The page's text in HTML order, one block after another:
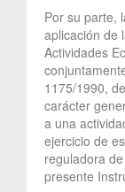
Por su parte,
aplicación de
Actividades
1175/1990,
carácter
a una
ejercicio de
reguladora
presente